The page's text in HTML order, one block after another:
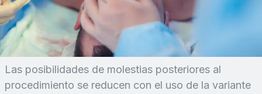
Las posibilidades de molestias posteriores al
procedimiento se reducen con el uso de la variante